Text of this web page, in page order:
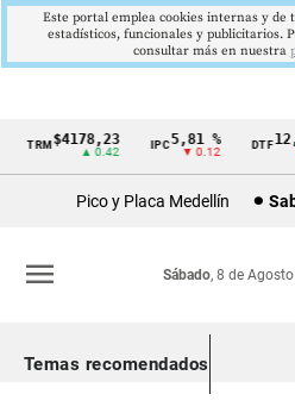
Cintillo
Colombia
TRM$4178,23
▲ 0.42
5,81 %
▼ 0.12
DTF
▲
Pico y Placa Medellín
Sábado, 8 de
menu
Temas recomendados
Este portal emplea cookies internas y de
estadísticos, funcionales y publicitarios.
consultar más en nuestra